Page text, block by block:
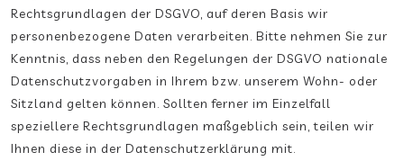
Rechtsgrundlagen der DSGVO, auf deren Basis wir
personenbezogene Daten verarbeiten. Bitte nehmen Sie zur
Kenntnis, dass neben den Regelungen der DSGVO nationale
Datenschutzvorgaben in Ihrem bzw. unserem Wohn- oder
Sitzland gelten können. Sollten ferner im Einzelfall
speziellere Rechtsgrundlagen maßgeblich sein, teilen wir
Ihnen diese in der Datenschutzerklärung mit.